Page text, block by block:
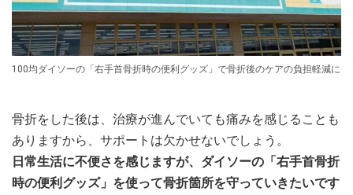
100均ダイソーの「右手首骨折時の便利グッズ」で骨折後のケアの負担軽減に
骨折をした後は、治療が進んでいても痛みを感じることも
ありますから、サポートは欠かせないでしょう。
日常生活に不便さを感じますが、ダイソーの「右手首骨折
時の便利グッズ」を使って骨折箇所を守っていきたいです